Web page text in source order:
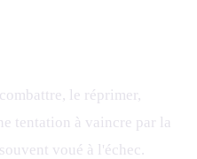
le réprimer,
tentation à vaincre par la
voué à l'échec.